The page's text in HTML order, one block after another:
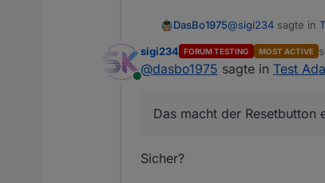
DasBo1975@sigi234 sagte in
@dasbo1975
ch habe
Online
sigi234 FORUM TESTING MOST ACTIVE
@dasbo1975 sagte in Test
Das macht der Resetbutton
Sicher?